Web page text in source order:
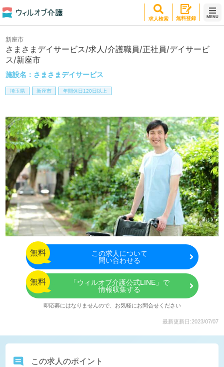
求人検索 無料登録 MENU
さまさまデイサービス/求人/介護職員/正社員/デイサービ
ス/新座市
施設名： さまさまデイサービス
新座市
埼玉県 新座市 年間休日120日以上
無料 この求人について
問い合わせる
無料
「ウィルオブ介護公式LINE」で
情報収集する
即応募にはなりませんので、お気軽にお問合せください
最新更新日:2023/07/07
この求人のポイント